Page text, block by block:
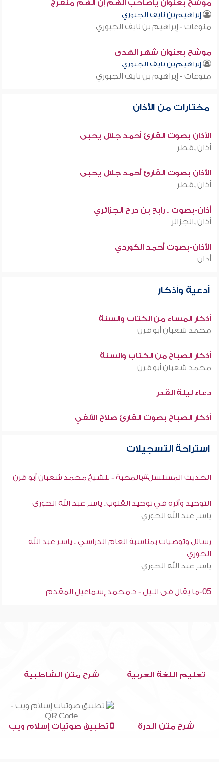
موشح بعنوان ياصاحب الهم إن الهم منفرج
إبراهيم بن نايف الجبوري
منوعات - إبراهيم بن نايف الجبوري
موشح بعنوان شهر الهدى
إبراهيم بن نايف الجبوري
منوعات - إبراهيم بن نايف الجبوري
مختارات من الأذان
الأذان بصوت القارئ أحمد جلال يحيى
أذان ,قطر
الأذان بصوت القارئ أحمد جلال يحيى
أذان ,قطر
أذان-بصوت . رابح بن دراح الجزائري
أذان ,الجزائر
الأذان-بصوت أحمد الكوردي
أذان
أدعية وأذكار
أذكار المساء من الكتاب والسنة
محمد شعبان أبو قرن
أذكار الصباح من الكتاب والسنة
محمد شعبان أبو قرن
دعاء ليلة القدر
أذكار الصباح بصوت القارئ صلاح الألفي
استراحة التسجيلات
الحديث المسلسل#بالمحبة - للشيخ محمد شعبان أبو قرن
التوحيد وأثره في توحيد القلوب. ياسر عبد الله الحوري
ياسر عبد الله الحوري
رسائل وتوصيات بمناسبة العام الدراسي . ياسر عبد الله
الحوري
ياسر عبد الله الحوري
05-ما يقال فى الليل - د.محمد إسماعيل المقدم
تعليم اللغة العربية شرح متن الشاطبية
شرح متن الدرة تطبيق صوتيات إسلام ويب